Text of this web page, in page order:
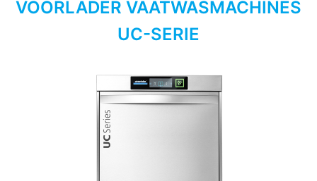
VOORLADER VAATWASMACHINES
UC-SERIE